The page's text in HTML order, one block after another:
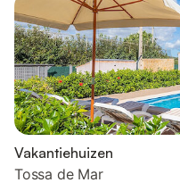
Vakantiehuizen
Tossa de Mar